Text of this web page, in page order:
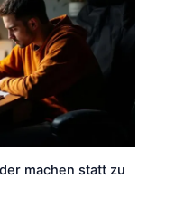
machen statt zu